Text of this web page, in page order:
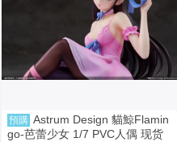
預購 Astrum Design 貓鯨Flamin
go-芭蕾少女 1/7 PVC人偶 现货